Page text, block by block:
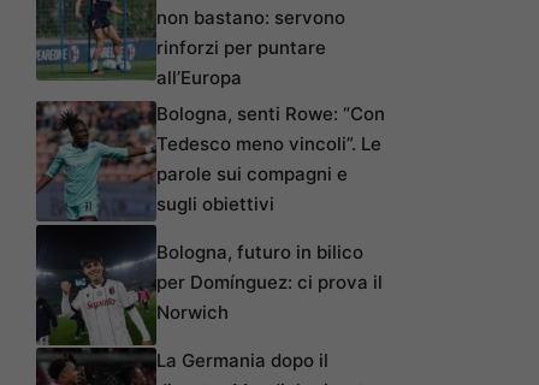
non bastano: servono
rinforzi per puntare
all’Europa
Bologna, senti Rowe: “Con
Tedesco meno vincoli”. Le
parole sui compagni e
sugli obiettivi
Bologna, futuro in bilico
per Domínguez: ci prova il
Norwich
La Germania dopo il